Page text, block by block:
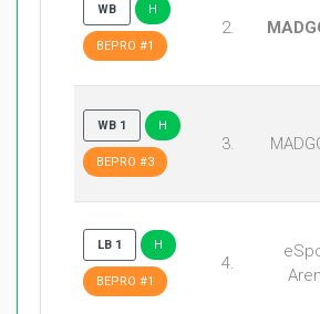
WB H
BEPRO #1
2.
WB 1 H
BEPRO #3
3.
LB 1 H
BEPRO #1
4.